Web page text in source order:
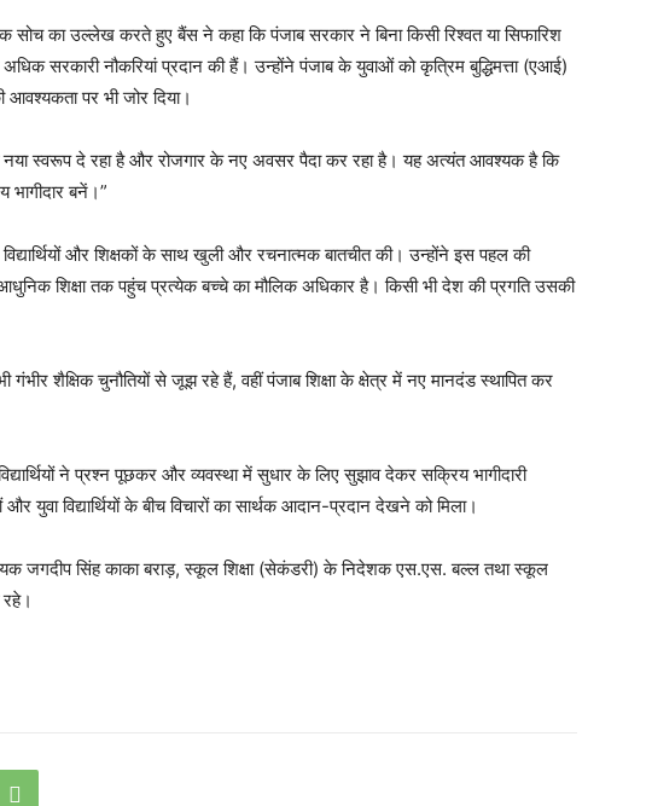
सोच का उल्लेख करते हुए बैंस ने कहा कि पंजाब सरकार ने बिना किसी रिश्वत या सिफारिश
सरकारी नौकरियां प्रदान की हैं। उन्होंने पंजाब के युवाओं को कृत्रिम बुद्धिमत्ता (एआई)
पर भी जोर दिया।
नया स्वरूप दे रहा है और रोजगार के नए अवसर पैदा कर रहा है। यह अत्यंत आवश्यक है कि
भागीदार बनें।”
विद्यार्थियों और शिक्षकों के साथ खुली और रचनात्मक बातचीत की। उन्होंने इस पहल की
शिक्षा तक पहुंच प्रत्येक बच्चे का मौलिक अधिकार है। किसी भी देश की प्रगति उसकी
शैक्षिक चुनौतियों से जूझ रहे हैं, वहीं पंजाब शिक्षा के क्षेत्र में नए मानदंड स्थापित कर
ने प्रश्न पूछकर और व्यवस्था में सुधार के लिए सुझाव देकर सक्रिय भागीदारी
और युवा विद्यार्थियों के बीच विचारों का सार्थक आदान-प्रदान देखने को मिला।
जगदीप सिंह काका बराड़, स्कूल शिक्षा (सेकंडरी) के निदेशक एस.एस. बल्ल तथा स्कूल
रहे।